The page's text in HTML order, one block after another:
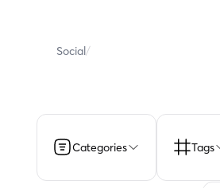
Social/
Categories Tags